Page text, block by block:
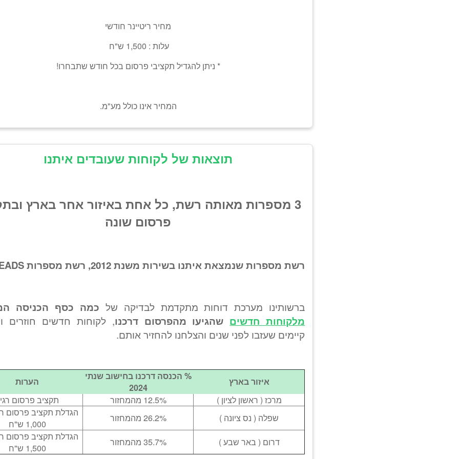
מחיר ריטיינר חודשי
עלות : 1,500 ש"ח
* ניתן להגדיל תקציבי פרסום בכל חודש שתבחרו!
המחיר אינו כולל מע"מ.
תוצאות של לקוחות שעובדים איתנו
3 מספרות מאותה רשת, כל אחת באיזור אחר בארץ
פרסום שונה
רשת מספרות שנמצאת איתנו בשירות משנת 2012, רשת מספרות HEADS
ברשותינו מערכת דוחות מתקדמת לבדיקה של כמה כסף הכניסה
מלקוחות חדשים שהגיעו מהפרסום דרכנו, לקוחות חדשים חוזרים
קיימים שעזבו לפני שנים והצלחנו להחזיר אותם.
איזור בארץ
% הכנסה דרכנו בחישוב שנתי
2024
הערות
מרכז ( ראשון לציון )
12.5% מהמחזור
תקציב פרסום
שפלה ( נס ציונה )
26.2% מהמחזור
הגדלת תקציב פרסום
1,000 ש"ח
דרום ( באר שבע )
35.7% מהמחזור
הגדלת תקציב פרסום
1,500 ש"ח